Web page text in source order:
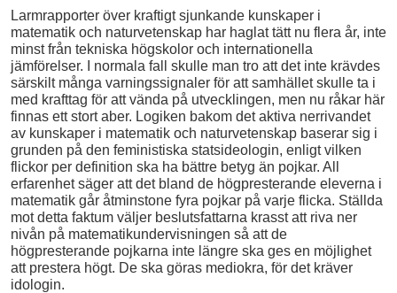
Larmrapporter över kraftigt sjunkande kunskaper i
matematik och naturvetenskap har haglat tätt nu flera år, inte
minst från tekniska högskolor och internationella
jämförelser. I normala fall skulle man tro att det inte krävdes
särskilt många varningssignaler för att samhället skulle ta i
med krafttag för att vända på utvecklingen, men nu råkar här
finnas ett stort aber. Logiken bakom det aktiva nerrivandet
av kunskaper i matematik och naturvetenskap baserar sig i
grunden på den feministiska statsideologin, enligt vilken
flickor per definition ska ha bättre betyg än pojkar. All
erfarenhet säger att det bland de högpresterande eleverna i
matematik går åtminstone fyra pojkar på varje flicka. Ställda
mot detta faktum väljer beslutsfattarna krasst att riva ner
nivån på matematikundervisningen så att de
högpresterande pojkarna inte längre ska ges en möjlighet
att prestera högt. De ska göras mediokra, för det kräver
idologin.